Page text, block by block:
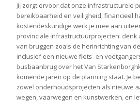
Jij zorgt ervoor dat onze infrastructurele
bereikbaarheid en veiligheid, financieel
kostendeskundige werk je mee aan
provinciale infrastructuurprojecten: denk
van bruggen zoals de herinrichting van
inclusief een nieuwe fiets- en
busbaanbrug over het Van
komende jaren op de planning staat. Je
zowel onderhoudsprojecten als nieuwe
wegen, vaarwegen en kunstwerken, en